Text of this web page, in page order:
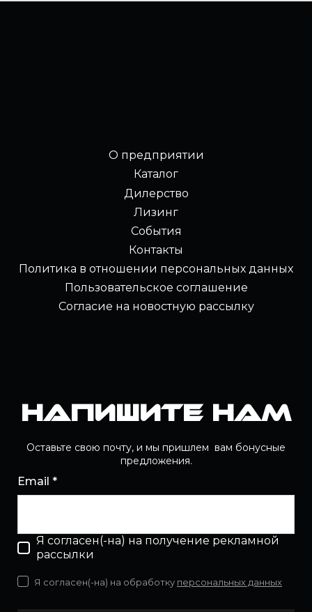
О предприятии
Каталог
Дилерство
Лизинг
События
Контакты
Политика в отношении персональных данных
Пользовательское соглашение
Согласие на новостную рассылку
Напишите нам
Оставьте свою почту, и мы пришлем вам бонусные
предложения.
Email *
Я согласен(-на) на получение рекламной
рассылки
Я согласен(-на) на обработку персональных данных